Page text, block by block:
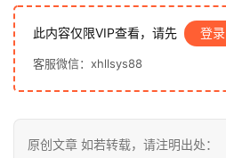
此内容仅限VIP查看，请先 登录
客服微信：xhllsys88
原创文章 如若转载，请注明出处：